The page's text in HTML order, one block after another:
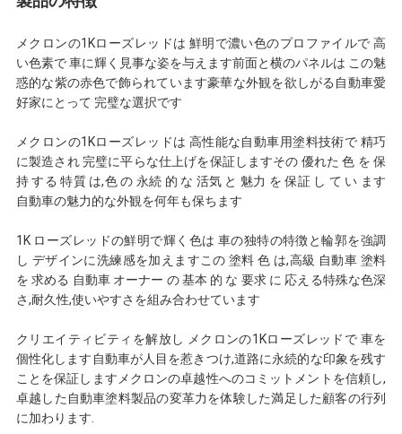
ー
ポ
シ
ー
メクロンの1Kローズレッドは 鮮明で濃い色のプロファイルで 高
い色素で 車に輝く見事な姿を与えます前面と横のパネルは この魅
惑的な紫の赤色で飾られています豪華な外観を欲しがる自動車愛
好家にとって 完璧な選択です
メクロンの1Kローズレッドは 高性能な自動車用塗料技術で 精巧
に製造され 完璧に平らな仕上げを保証しますその 優れた 色 を 保
持 する 特質 は,色 の 永続 的 な 活気 と 魅力 を 保証 し て い ます
自動車の魅力的な外観を何年も保ちます
1K ローズレッドの鮮明で輝く色は 車の独特の特徴と輪郭を強調
し デザインに洗練感を加えますこの 塗料 色 は,高級 自動車 塗料
を 求める 自動車 オーナー の 基本 的 な 要求 に 応える特殊な色深
さ,耐久性,使いやすさを組み合わせています
クリエイティビティを解放し メクロンの1Kローズレッドで 車を
個性化します自動車が人目を惹きつけ,道路に永続的な印象を残す
ことを保証しますメクロンの卓越性へのコミットメントを信頼し,
卓越した自動車塗料製品の変革力を体験した満足した顧客の行列
に加わります.